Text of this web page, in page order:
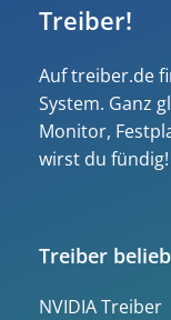
Treiber!
Auf treiber.de
System. Ganz
Monitor,
wirst du fündig!
Treiber
NVIDIA Treiber